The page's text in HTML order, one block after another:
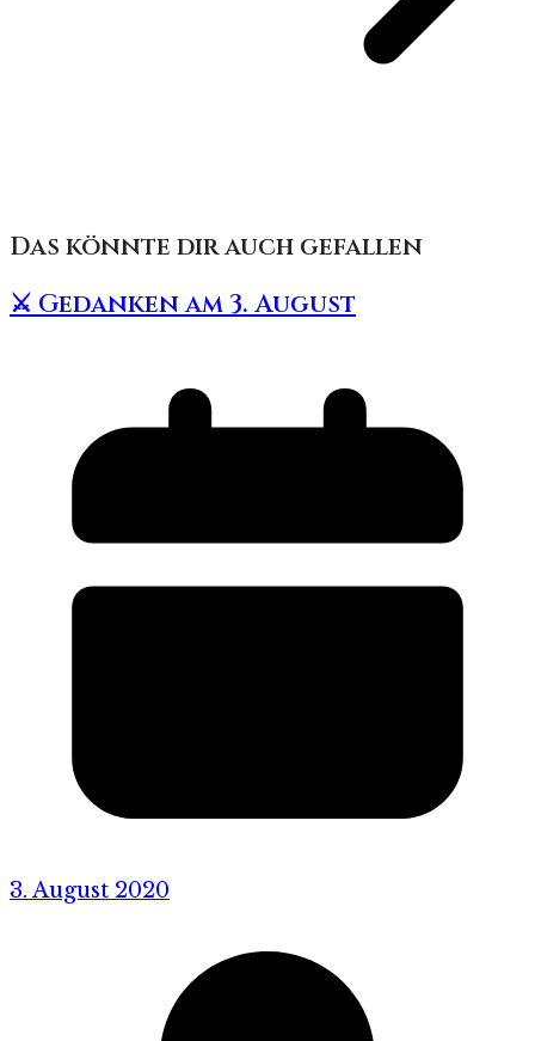
Das könnte dir auch gefallen
⚔️ Gedanken am 3. August
3. August 2020